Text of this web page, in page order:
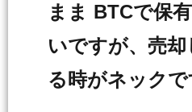
まま BTCで保
いですが、売
る時がネックで